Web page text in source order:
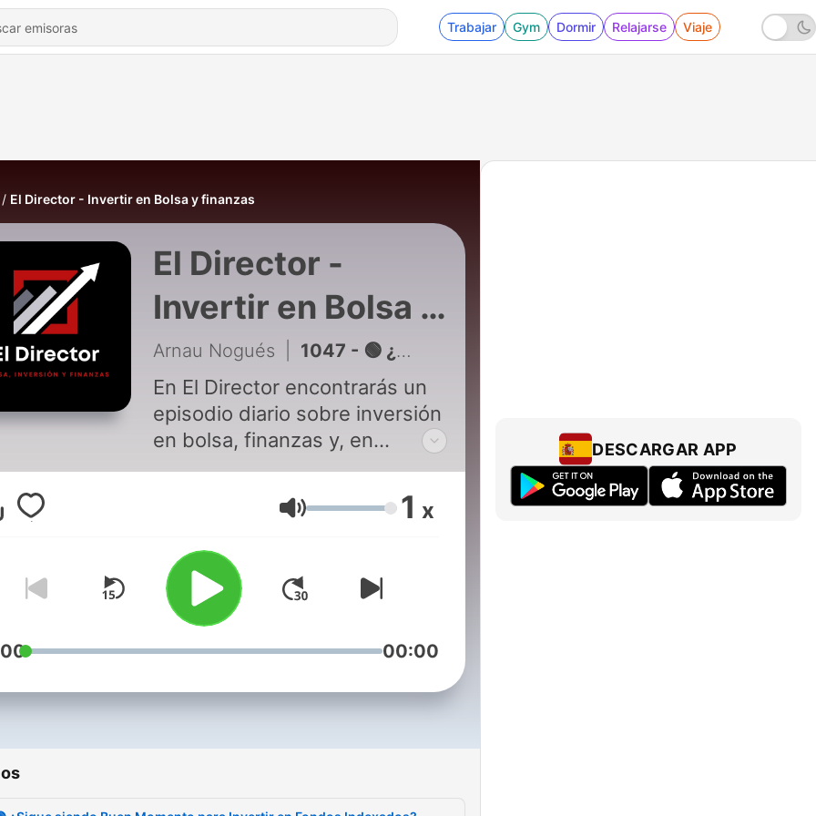
Trabajar Gym Dormir Relajarse Viaje
El Director - Invertir en Bolsa y finanzas
El Director -
Invertir en Bolsa y
finanzas
Arnau Nogués 1047 - 🟢 ¿Sigue siendo Buen Momento para Invertir en Fondos Indexados?
En El Director encontrarás un
episodio diario sobre inversión
en bolsa, finanzas y, en
definitiva, cómo puedes
sacarle esa rentabilidad tan
esperada al mercado de
valores. Con nuestros
episodios cortos, aprenderás
píldoras de conocimiento de
inversión en bolsa a diario. ¿A
qué esperas? ¡Te esperamos
Volumen 1 x
00:00
DESCARGAR APP